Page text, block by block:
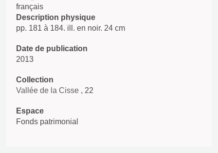
français
Description physique
pp. 181 à 184. ill. en noir. 24 cm
Date de publication
2013
Collection
Vallée de la Cisse , 22
Espace
Fonds patrimonial